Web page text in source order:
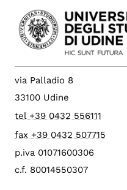
via Palladio 8
33100 Udine
tel +39 0432 556111
fax +39 0432 507715
p.iva 01071600306
c.f. 80014550307